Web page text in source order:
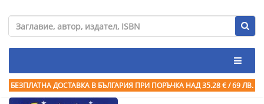
БЕЗПЛАТНА ДОСТАВКА В БЪЛГАРИЯ ПРИ ПОРЪЧКА НАД 35.28 € / 69 ЛВ.